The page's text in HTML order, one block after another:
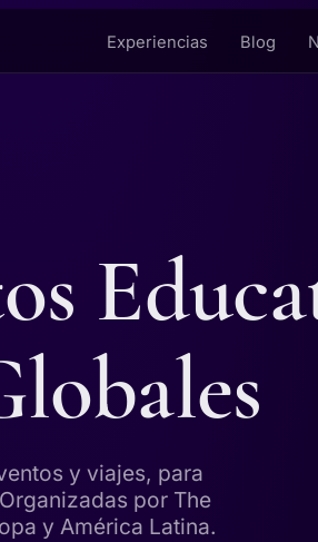
Experiencias Blog
y viajes, para
por The
y América Latina.